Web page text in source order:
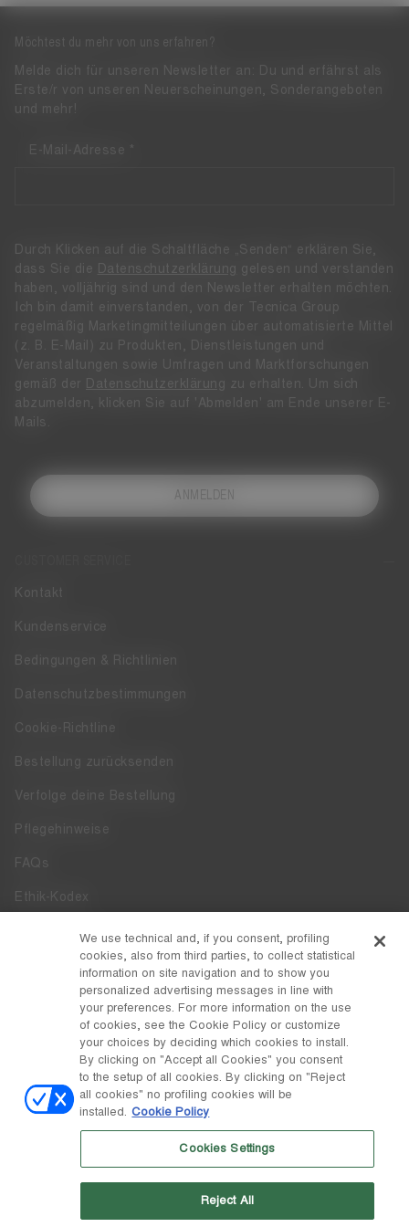
Kontakt
Kundenservice
Bedingungen & Richtlinien
Datenschutzbestimmungen
Cookie-Richtline
Bestellung zurücksenden
Verfolge deine Bestellung
Pflegehinweise
FAQs
Ethik-Kodex
Whistleblowing
Zugänglichkeit
DISCOVER MOON BOOT
Facebook
LAND / WÄHRUNG
Belgien / € ändern
S.p.A. untersteht. Sitz in Giavera del Montello (TV) - Via Fante d'Italia
n. 56 | Grundkapital € 38.533.835,00 voll eingezahlt | Unternehmen
Möchtest du mehr von uns erfahren?
Melde dich für unseren Newsletter an: Du und erfährst als
Erste/r von unseren Neuerscheinungen, Sonderangeboten
und mehr!
E-Mail-Adresse
Durch Klicken auf die Schaltfläche „Senden“ erklären Sie,
dass Sie die Datenschutzerklärung gelesen und verstanden
haben, volljährig sind und den Newsletter erhalten möchten.
Ich bin damit einverstanden, von der Tecnica Group
regelmäßig Marketingmitteilungen über automatisierte Mittel
(z. B. E-Mail) zu Produkten, Dienstleistungen und
Veranstaltungen sowie Umfragen und Marktforschungen
gemäß der Datenschutzerklärung zu erhalten. Um sich
abzumelden, klicken Sie auf 'Abmelden' am Ende unserer E-
Mails.
ANMELDEN
We use technical and, if you consent, profiling
cookies, also from third parties, to collect statistical
information on site navigation and to show you
personalized advertising messages in line with
your preferences. For more information on the use
of cookies, see the Cookie Policy or customize
your choices by deciding which cookies to install.
By clicking on "Accept all Cookies" you consent
to the setup of all cookies. By clicking on "Reject
all cookies" no profiling cookies will be
installed. Cookie Policy
Cookies Settings
Reject All